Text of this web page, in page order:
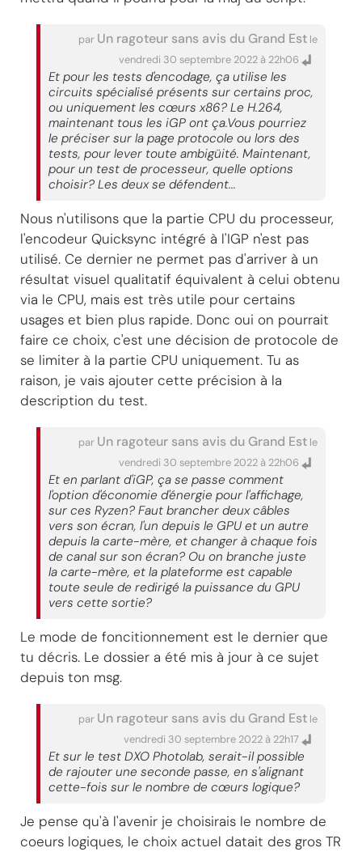
par Un ragoteur sans avis du Grand Est le
vendredi 30 septembre 2022 à 22h06
Et pour les tests d'encodage, ça utilise les
circuits spécialisé présents sur certains proc,
ou uniquement les cœurs x86? Le H.264,
maintenant tous les iGP ont ça.Vous pourriez
le préciser sur la page protocole ou lors des
tests, pour lever toute ambigüité. Maintenant,
pour un test de processeur, quelle options
choisir? Les deux se défendent...
Nous n'utilisons que la partie CPU du processeur,
l'encodeur Quicksync intégré à l'IGP n'est pas
utilisé. Ce dernier ne permet pas d'arriver à un
résultat visuel qualitatif équivalent à celui obtenu
via le CPU, mais est très utile pour certains
usages et bien plus rapide. Donc oui on pourrait
faire ce choix, c'est une décision de protocole de
se limiter à la partie CPU uniquement. Tu as
raison, je vais ajouter cette précision à la
description du test.
par Un ragoteur sans avis du Grand Est le
vendredi 30 septembre 2022 à 22h06
Et en parlant d'iGP, ça se passe comment
l'option d'économie d'énergie pour l'affichage,
sur ces Ryzen? Faut brancher deux câbles
vers son écran, l'un depuis le GPU et un autre
depuis la carte-mère, et changer à chaque fois
de canal sur son écran? Ou on branche juste
la carte-mère, et la plateforme est capable
toute seule de redirigé la puissance du GPU
vers cette sortie?
Le mode de foncitionnement est le dernier que
tu décris. Le dossier a été mis à jour à ce sujet
depuis ton msg.
par Un ragoteur sans avis du Grand Est le
vendredi 30 septembre 2022 à 22h17
Et sur le test DXO Photolab, serait-il possible
de rajouter une seconde passe, en s'alignant
cette-fois sur le nombre de cœurs logique?
Je pense qu'à l'avenir je choisirais le nombre de
coeurs logiques, le choix actuel datait des gros TR